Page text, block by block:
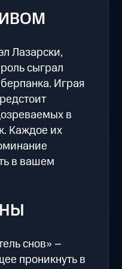
Лазарски,
сыграл
Играя
в
Каждое их
в вашем
снов» –
проникнуть в